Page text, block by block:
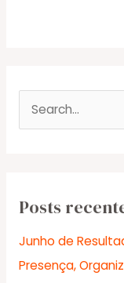
e
u
s
a
Posts
Junho de
Presença,